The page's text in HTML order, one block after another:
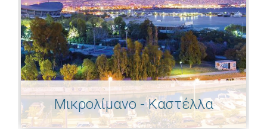
Μικρολίμανο - Καστέλλα